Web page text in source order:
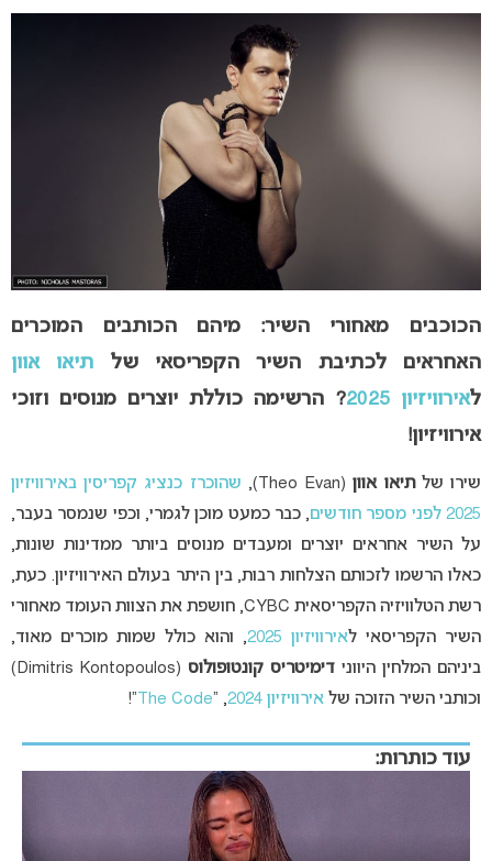
הכוכבים מאחורי השיר: מיהם הכותבים המוכרים
האחראים לכתיבת השיר הקפריסאי של תיאו אוון
לאירוויזיון 2025
? הרשימה כוללת יוצרים מנוסים וזוכי
אירוויזיון!
שירו שלתיאו אוון(Theo Evan),
שהוכרז כנציג קפריסין באירוויזיון
2025 לפני מספר חודשים
, כבר כמעט מוכן לגמרי, וכפי שנמסר בעבר,
על השיר אחראים יוצרים ומעבדים מנוסים ביותר ממדינות שונות,
כאלו הרשמו לזכותם הצלחות רבות, בין היתר בעולם האירוויזיון. כעת,
רשת הטלוויזיה הקפריסאית CYBC, חושפת את הצוות העומד מאחורי
השיר הקפריסאי לאירוויזיון 2025
, והוא כולל שמות מוכרים מאוד,
ביניהם המלחין היווני דימיטריס קונטופולוס
(Dimitris Kontopoulos)
וכותבי השיר הזוכה של אירוויזיון 2024 , “
The Code
“!
עוד כותרות: